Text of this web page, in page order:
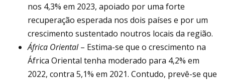
nos 4,3% em 2023, apoiado por uma forte
recuperação esperada nos dois países e por um
crescimento sustentado noutros locais da região.
África Oriental– Estima-se que o crescimento na
África Oriental tenha moderado para 4,2% em
2022, contra 5,1% em 2021. Contudo, prevê-se que